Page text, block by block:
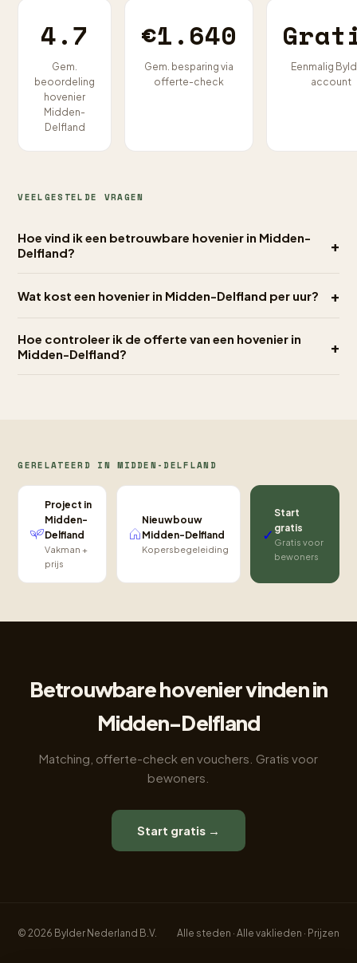
4.7
Gem.
beoordeling
hovenier
Midden-
Delfland
€1.640
Gem. besparing via
offerte-check
Eenmalig
account
VEELGESTELDE VRAGEN
Hoe vind ik een betrouwbare hovenier in Midden-
Delfland?
+
Wat kost een hovenier in Midden-Delfland per uur? +
Hoe controleer ik de offerte van een hovenier in
Midden-Delfland?
+
GERELATEERD IN MIDDEN-DELFLAND
Project in
Midden-
Delfland
Vakman +
prijs
Nieuwbouw
Midden-Delfland
Kopersbegeleiding
✓
Start
gratis
Gratis voor
bewoners
Betrouwbare hovenier vinden in
Midden-Delfland
Matching, offerte-check en vouchers. Gratis voor
bewoners.
Start gratis →
© 2026 Bylder Nederland B.V. Alle steden · Alle vaklieden · Prijzen